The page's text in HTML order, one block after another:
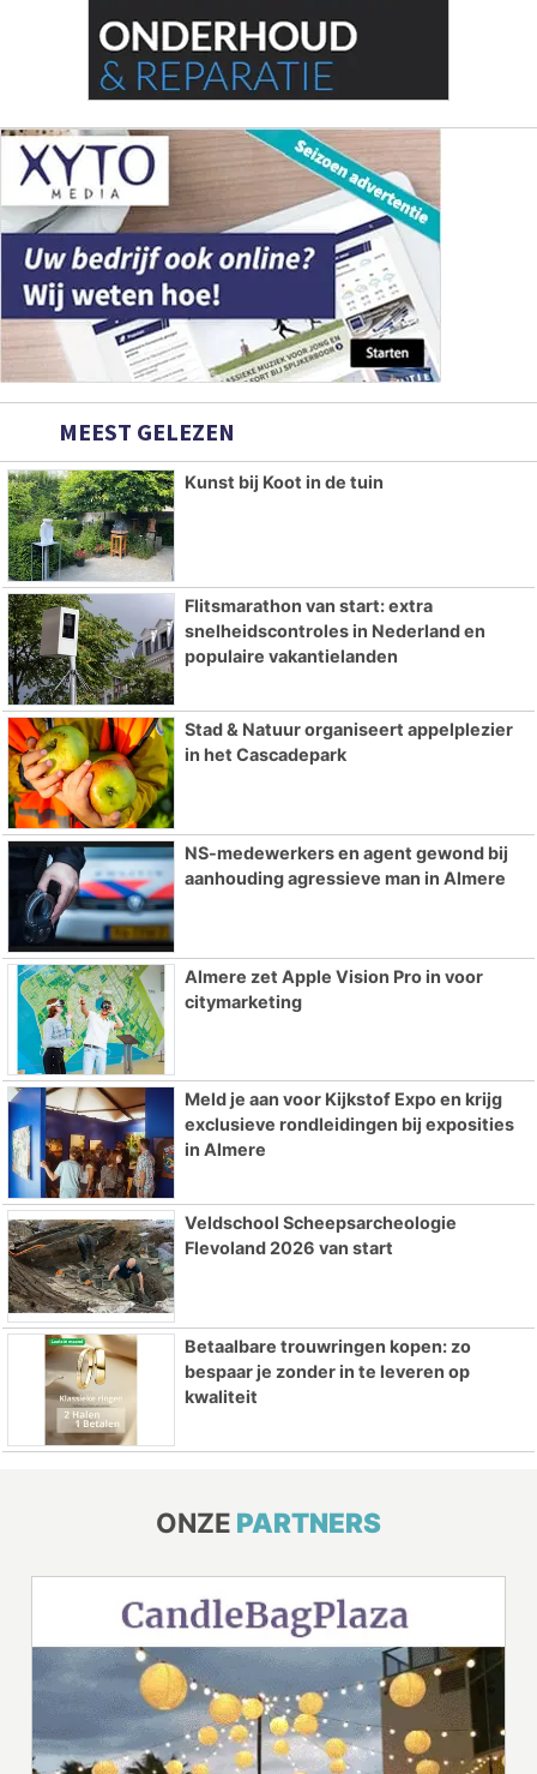
MEEST GELEZEN
Kunst bij Koot in de tuin
Flitsmarathon van start: extra
snelheidscontroles in Nederland en
populaire vakantielanden
Stad & Natuur organiseert appelplezier
in het Cascadepark
NS-medewerkers en agent gewond bij
aanhouding agressieve man in Almere
Almere zet Apple Vision Pro in voor
citymarketing
Meld je aan voor Kijkstof Expo en krijg
exclusieve rondleidingen bij exposities
in Almere
Veldschool Scheepsarcheologie
Flevoland 2026 van start
Betaalbare trouwringen kopen: zo
bespaar je zonder in te leveren op
kwaliteit
ONZE PARTNERS